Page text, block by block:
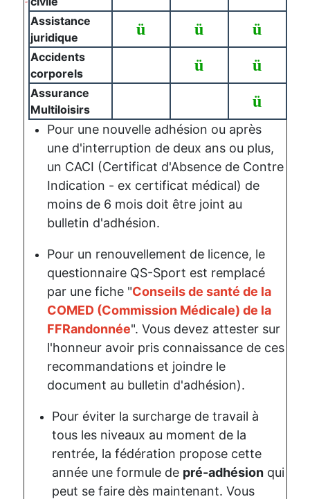
Assistance
juridique
ü ü ü
Accidents
corporels
ü ü
Assurance
Multiloisirs
ü
Pour une nouvelle adhésion ou après
une d'interruption de deux ans ou plus,
un CACI (Certificat d'Absence de Contre
Indication - ex certificat médical) de
moins de 6 mois doit être joint au
bulletin d'adhésion.
Pour un renouvellement de licence, le
questionnaire QS-Sport est remplacé
par une fiche "Conseils de santé de la
COMED (Commission Médicale) de la
FFRandonnée". Vous devez attester sur
l'honneur avoir pris connaissance de ces
recommandations et joindre le
document au bulletin d'adhésion).
Pour éviter la surcharge de travail à
tous les niveaux au moment de la
rentrée, la fédération propose cette
année une formule de pré-adhésionqui
peut se faire dès maintenant. Vous